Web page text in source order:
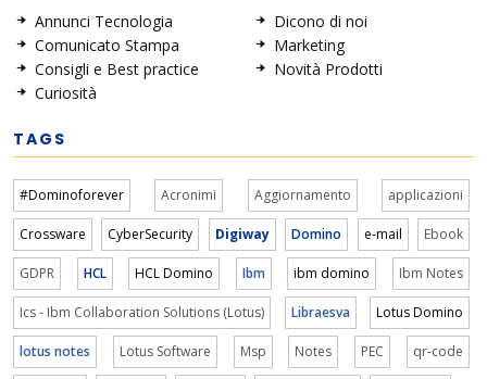
Annunci Tecnologia
Comunicato Stampa
Consigli e Best practice
Curiosità
Dicono di noi
Marketing
Novità Prodotti
TAGS
#Dominoforever Acronimi Aggiornamento applicazioni
Crossware CyberSecurity Digiway Domino e-mail Ebook
GDPR HCL HCL Domino Ibm ibm domino Ibm Notes
Ics - Ibm Collaboration Solutions (Lotus) Libraesva Lotus Domino
lotus notes Lotus Software Msp Notes PEC qr-code